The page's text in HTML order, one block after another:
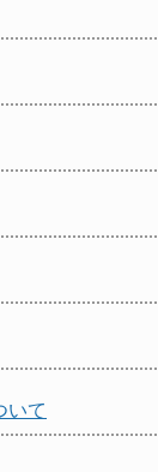
いて